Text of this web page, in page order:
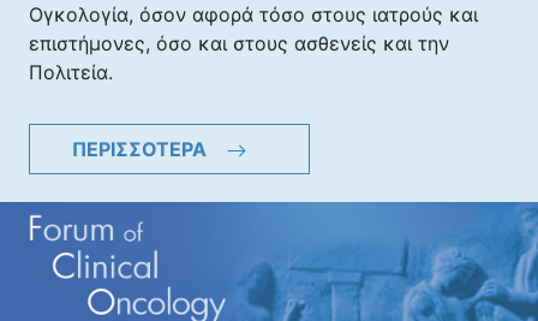
Ογκολογία, όσον αφορά τόσο στους ιατρούς και
επιστήμονες, όσο και στους ασθενείς και την
Πολιτεία.
ΠΕΡΙΣΣΟΤΕΡΑ